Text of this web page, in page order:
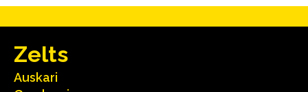
Zelts
Auskari